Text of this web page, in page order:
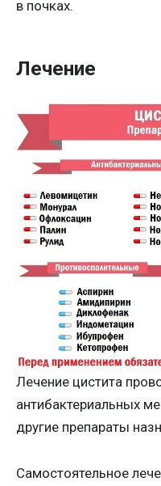
в почках.
Лечение
Лечение цистита
антибактериальных
другие препараты
Самостоятельное